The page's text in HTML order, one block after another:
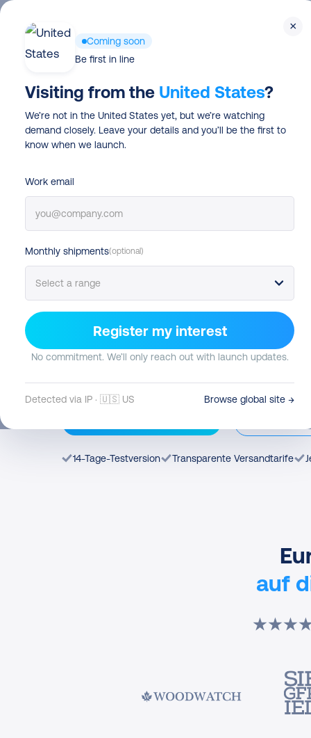
Skip
die aus
Erlebnisse
von den Automatisierungen, die du brauchst,
erstklassige Versanderlebnisse zu bieten –
Expertise.
14-Tage-Testversion Transparente Versandtarife
auf
×
Coming soon
Be first in line
Visiting from the United States?
We’re not in the United States yet, but we’re watching
demand closely. Leave your details and you’ll be the first to
know when we launch.
Work email
Monthly shipments(optional)
Register my interest
No commitment. We’ll only reach out with launch updates.
Detected via IP · 🇺🇸 US Browse global site →